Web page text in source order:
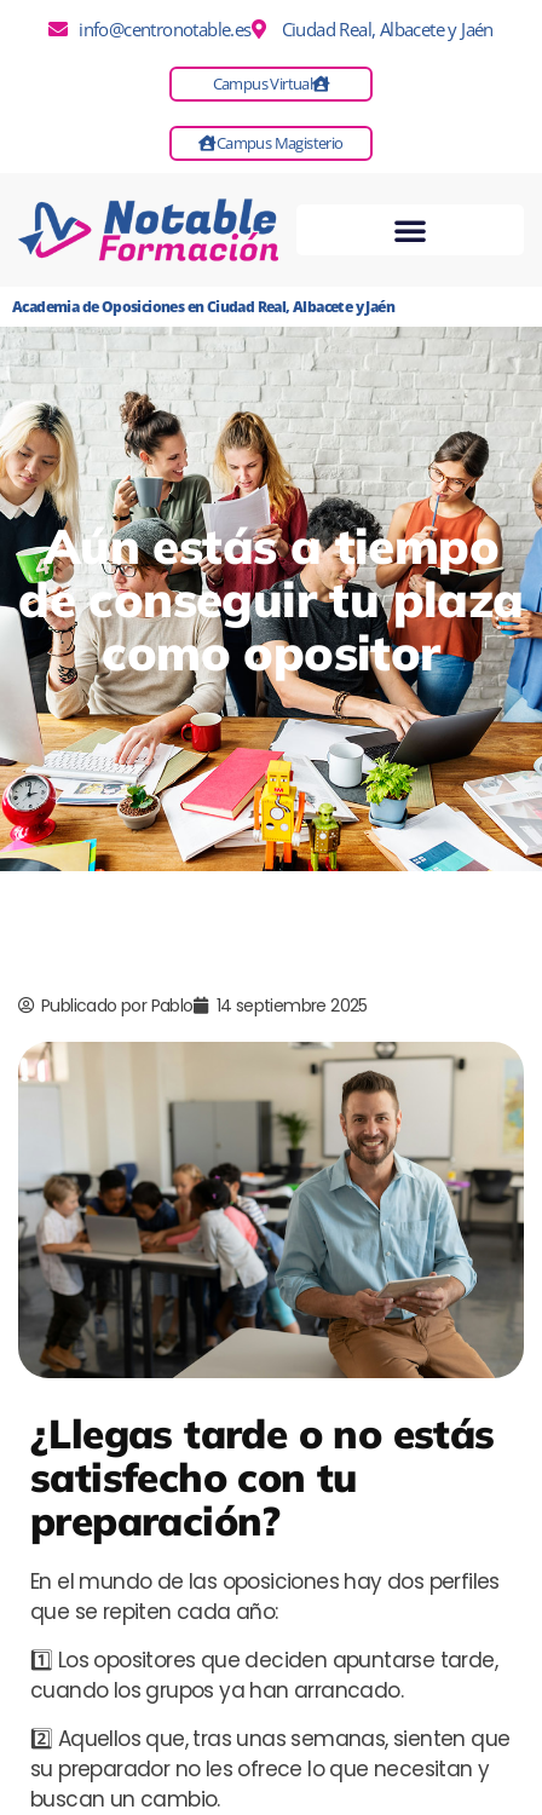
info@centronotable.es Ciudad Real, Albacete y Jaén
Campus Virtual
Campus Magisterio
Academia de Oposiciones en Ciudad Real, Albacete y Jaén
Aún estás a tiempo
de conseguir tu plaza
como opositor
Publicado porPablo 14 septiembre 2025
¿Llegas tarde o no estás
satisfecho con tu
preparación?
En el mundo de las oposiciones hay dos perfiles
que se repiten cada año:
1️⃣ Los opositores que deciden apuntarse tarde,
cuando los grupos ya han arrancado.
2️⃣ Aquellos que, tras unas semanas, sienten que
su preparador no les ofrece lo que necesitan y
buscan un cambio.